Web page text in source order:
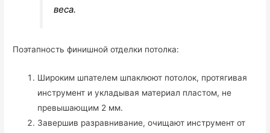
веса.
Поэтапность финишной отделки потолка:
Широким шпателем шпаклюют потолок, протягивая
инструмент и укладывая материал пластом, не
превышающим 2 мм.
Завершив разравнивание, очищают инструмент от